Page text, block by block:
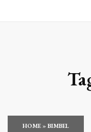
HOME»BIMBEL